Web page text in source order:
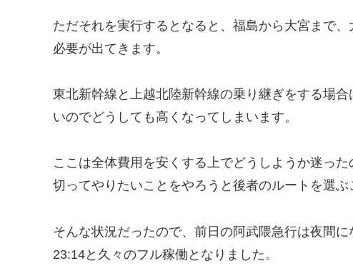
ただそれを実行するとなると、福島から大宮まで
必要が出てきます。
東北新幹線と上越北陸新幹線の乗り継ぎをする場
いのでどうしても高くなってしまいます。
ここは全体費用を安くする上でどうしようか迷っ
切ってやりたいことをやろうと後者のルートを選ぶ
そんな状況だったので、前日の阿武隈急行は夜間
23:14と久々のフル稼働となりました。